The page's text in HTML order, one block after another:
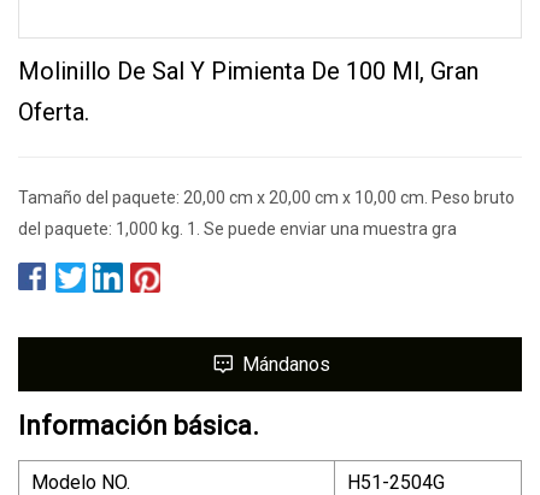
Molinillo De Sal Y Pimienta De 100 Ml, Gran
Oferta.
Tamaño del paquete: 20,00 cm x 20,00 cm x 10,00 cm. Peso bruto
del paquete: 1,000 kg. 1. Se puede enviar una muestra gra
Mándanos
Información básica.
Modelo NO.
H51-2504G